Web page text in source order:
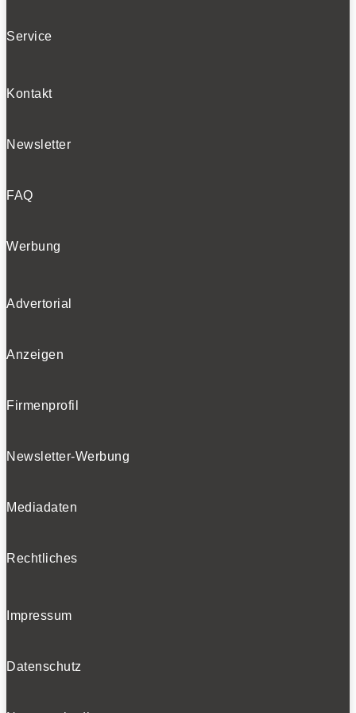
Folgen
BELIEBTE TESTS
Service
Kontakt
Newsletter
FAQ
Werbung
Advertorial
Anzeigen
Firmenprofil
Newsletter-Werbung
Mediadaten
Rechtliches
Impressum
Datenschutz